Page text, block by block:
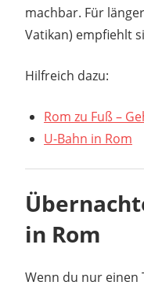
machbar. Für
Vatikan) empfiehlt
Hilfreich dazu:
Rom zu Fuß –
U-Bahn in Rom
in Rom
Wenn du nur einen